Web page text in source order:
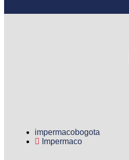
impermacobogota
Impermaco